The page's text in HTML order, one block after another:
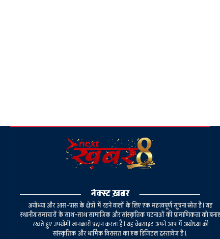
नेक्स्ट ख़बर
अयोध्या और आस-पास के क्षेत्रों में रहने वालों के लिए एक महत्वपूर्ण सूचना स्रोत है। यह
स्थानीय समाचारों के साथ-साथ सामाजिक और सांस्कृतिक घटनाओं की प्रामाणिकता को बनाए
रखते हुए उपयोगी जानकारी प्रदान करता है। यह वेबसाइट अपने आप में अयोध्या की
सांस्कृतिक और धार्मिक विरासत का एक डिजिटल दस्तावेज है।.